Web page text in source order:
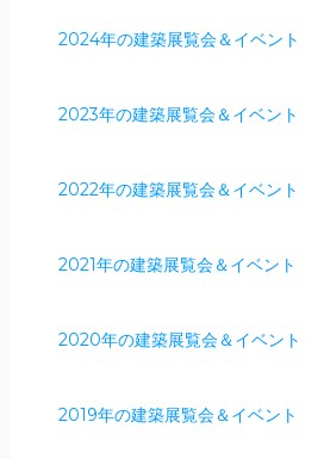
2024年の建築展覧会＆イベント
2023年の建築展覧会＆イベント
2022年の建築展覧会＆イベント
2021年の建築展覧会＆イベント
2020年の建築展覧会＆イベント
2019年の建築展覧会＆イベント